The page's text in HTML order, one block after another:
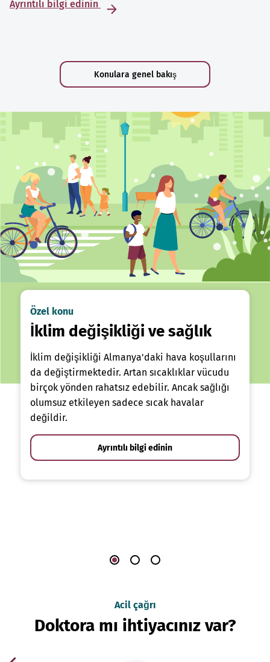
Ayrıntılı bilgi edinin
Konulara genel bakış
Özel konu
İklim değişikliği ve sağlık
İklim değişikliği Almanya'daki hava koşullarını
da değiştirmektedir. Artan sıcaklıklar vücudu
birçok yönden rahatsız edebilir. Ancak sağlığı
olumsuz etkileyen sadece sıcak havalar
değildir.
Ayrıntılı bilgi edinin
Acil çağrı
Doktora mı ihtiyacınız var?